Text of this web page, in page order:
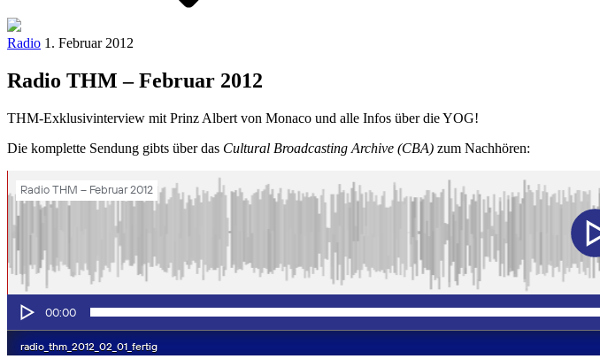
Radio 1. Februar 2012
Radio THM – Februar 2012
THM-Exklusivinterview mit Prinz Albert von Monaco und alle Infos über die YOG!
Die komplette Sendung gibts über das Cultural Broadcasting Archive (CBA) zum Nachhören: